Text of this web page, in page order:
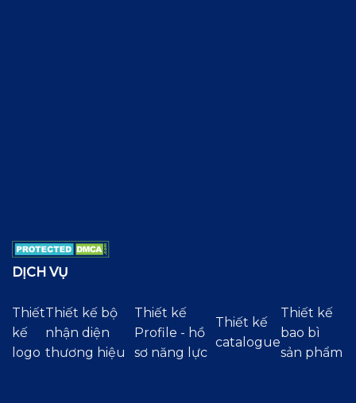
DỊCH VỤ
Thiết
kế
logo
Thiết kế bộ
nhận diện
thương hiệu
Thiết kế
Profile - hồ
sơ năng lực
Thiết kế
catalogue
Thiết kế
bao bì
sản phẩm